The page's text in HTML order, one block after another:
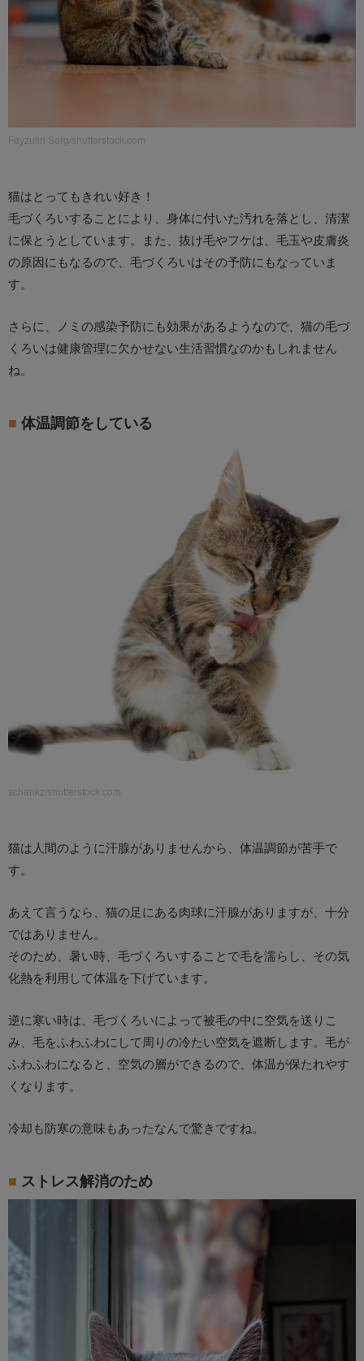
Fayzulin Serg/shutterstock.com
猫はとってもきれい好き！
毛づくろいすることにより、身体に付いた汚れを落とし、清潔
に保とうとしています。また、抜け毛やフケは、毛玉や皮膚炎
の原因にもなるので、毛づくろいはその予防にもなっていま
す。
さらに、ノミの感染予防にも効果があるようなので、猫の毛づ
くろいは健康管理に欠かせない生活習慣なのかもしれません
ね。
体温調節をしている
schankz/shutterstock.com
猫は人間のように汗腺がありませんから、体温調節が苦手で
す。
あえて言うなら、猫の足にある肉球に汗腺がありますが、十分
ではありません。
そのため、暑い時、毛づくろいすることで毛を濡らし、その気
化熱を利用して体温を下げています。
逆に寒い時は、毛づくろいによって被毛の中に空気を送りこ
み、毛をふわふわにして周りの冷たい空気を遮断します。毛が
ふわふわになると、空気の層ができるので、体温が保たれやす
くなります。
冷却も防寒の意味もあったなんで驚きですね。
ストレス解消のため